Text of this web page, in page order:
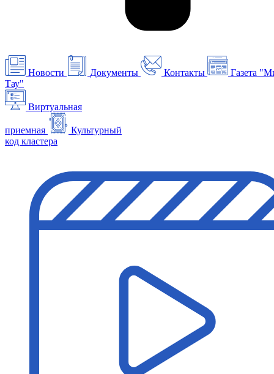
Новости Документы Контакты
Газета
Тау"
Виртуальная
приемная
Культурный
код кластера